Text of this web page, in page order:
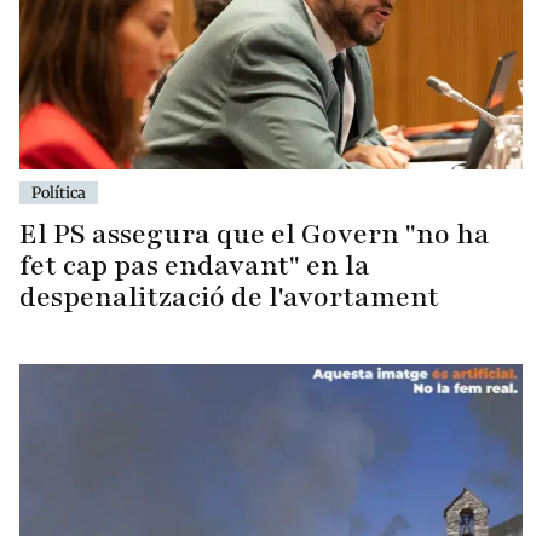
Política
El PS assegura que el Govern "no ha
fet cap pas endavant" en la
despenalització de l'avortament